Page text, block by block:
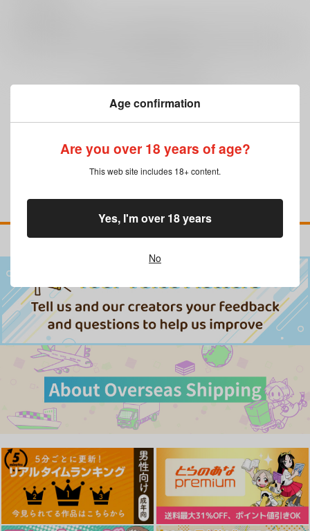
Age confirmation
Are you over 18 years of age?
This web site includes 18+ content.
No
Yes, I'm over 18 years